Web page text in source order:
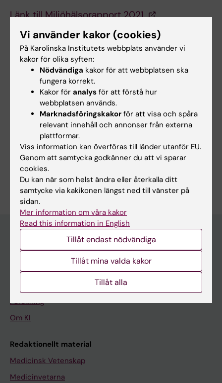
Länk till Miljöhälsorapport 2021.
Den 23 mars arrangeras ett digitalt
seminarium där rapporten presenteras av bl a
forskare från IMM.Länk till seminarieinbjudan.
Uppdaterad av:
Anna Persson
2021-03-12
Dela
Upptäck KI
Utbildning
Forskning
Om KI
Redaktionellt material
Medicinsk Vetenskap
Medicinvetarna
Vi använder kakor (cookies)
På Karolinska Institutets webbplats använder vi
kakor för olika syften:
Nödvändiga kakor för att webbplatsen ska
fungera korrekt.
Kakor för analys för att förstå hur
webbplatsen används.
Marknadsföringskakor för att visa och spåra
relevant innehåll och annonser från externa
plattformar.
Viss information kan överföras till länder utanför EU.
Genom att samtycka godkänner du att vi sparar
cookies.
Du kan när som helst ändra eller återkalla ditt
samtycke via kakikonen längst ned till vänster på
sidan.
Mer information om våra kakor
Read this information in English
Tillåt endast nödvändiga
Tillåt mina valda kakor
Tillåt alla